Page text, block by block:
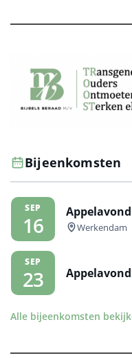
Bijeenkomsten
SEP
16
Appelavond
Werkendam
SEP
23
Alle bijeenkomsten